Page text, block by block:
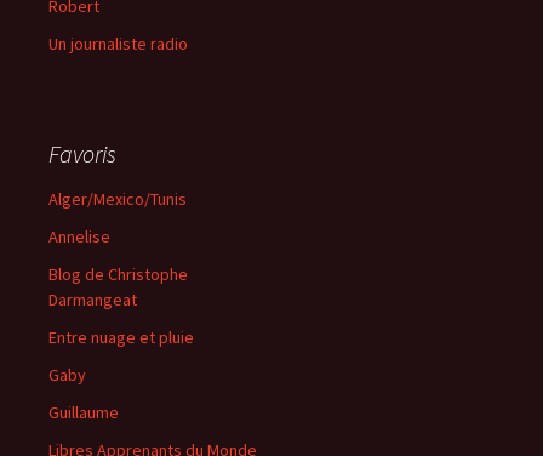
Robert
Un journaliste radio
Favoris
Alger/Mexico/Tunis
Annelise
Blog de Christophe
Darmangeat
Entre nuage et pluie
Gaby
Guillaume
Libres Apprenants du Monde